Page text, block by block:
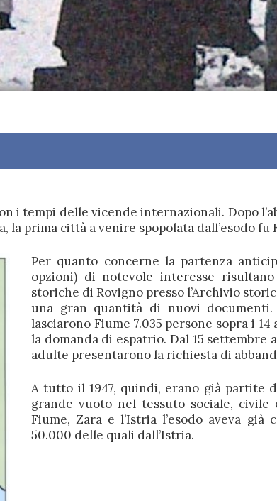
i tempi delle vicende internazionali. Dopo
la prima città a venire spopolata dall’esodo fu
Per quanto concerne la partenza
opzioni) di notevole interesse
storiche di Rovigno presso l’Archivio
una gran quantità di nuovi
lasciarono Fiume 7.035 persone sopra i
la domanda di espatrio. Dal 15 settembre
adulte presentarono la richiesta di
A tutto il 1947, quindi, erano già partite
grande vuoto nel tessuto sociale, civile
Fiume, Zara e l’Istria l’esodo aveva
50.000 delle quali dall’Istria.